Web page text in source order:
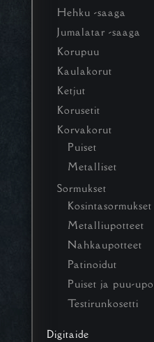
Hehku -saaga
Jumalatar -saaga
Korupuu
Kaulakorut
Ketjut
Korusetit
Korvakorut
Puiset
Metalliset
Sormukset
Kosintasormukset
Metalliupotteet
Nahkaupotteet
Patinoidut
Puiset ja puu-
Testirunkosetti
Digitaide